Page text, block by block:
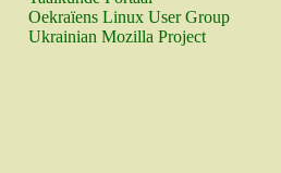
Oekraïens Linux User Group
Ukrainian Mozilla Project